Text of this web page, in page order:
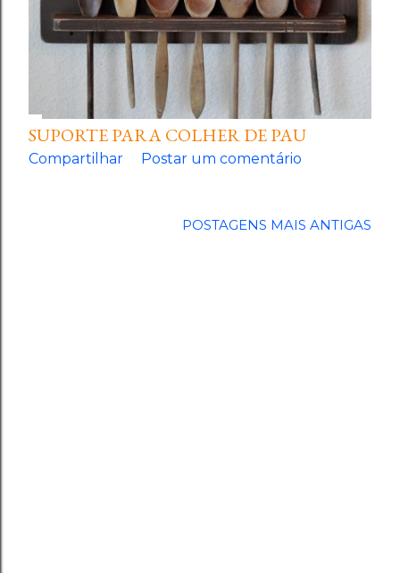
SUPORTE PARA COLHER DE PAU
Compartilhar Postar um comentário
POSTAGENS MAIS ANTIGAS